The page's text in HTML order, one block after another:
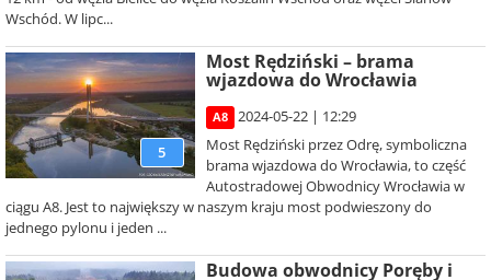
Wschód. W lipc...
5
Most Rędziński – brama
wjazdowa do Wrocławia
A8
2024-05-22 | 12:29
Most Rędziński przez Odrę, symboliczna
brama wjazdowa do Wrocławia, to część
Autostradowej Obwodnicy Wrocławia w
ciągu A8. Jest to największy w naszym kraju most podwieszony do
jednego pylonu i jeden ...
Budowa obwodnicy Poręby i